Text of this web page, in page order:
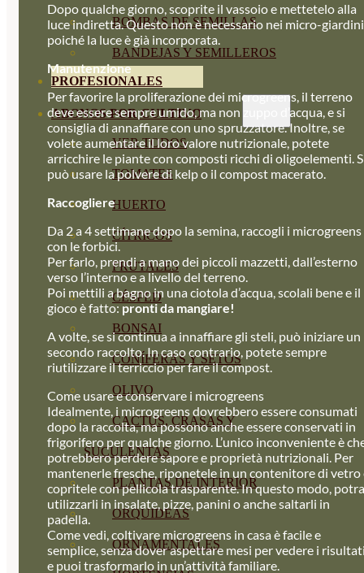
BOMBAS DE SEMILLAS
BANDEJAS Y SEMILLEROS
PROFESIONALES
ABONOS POR CULTIVO
VER TODOS
TOMATES
HUERTO
CÍTRICOS
FRUTALES
CÉSPED
BONSAI
CONÍFERAS Y SETOS
OLIVO
CACTUS, CRASAS Y
SUCULENTAS
PLANTAS DE INTERIOR
ORQUIDEAS
ORNAMENTALES
Dopo qualche giorno, scoprite il vassoio e mettetelo alla
luce indiretta. Questo non è necessario nei micro-
poiché la luce è già incorporata.
Manutenzione
Per favorire la proliferazione dei microgreens, il terreno
deve essere sempre umido, ma non zuppo d’acqua, e si
consiglia di annaffiare con uno spruzzatore. Inoltre, se
volete aumentare il loro valore nutrizionale, potete
arricchire le piante con composti ricchi di oligoelementi.
può usare la polvere di kelp o il compost macerato.
Raccogliere
Da 2 a 4 settimane dopo la semina, raccogli i microgreens
con le forbici.
Per farlo, prendi a mano dei piccoli mazzetti, dall’esterno
verso l’interno e a livello del terreno.
Poi mettili a bagno in una ciotola d’acqua, scolali bene e il
gioco è fatto:pronti da mangiare!
A volte, se si continua a innaffiare gli steli, può iniziare un
secondo raccolto. In caso contrario, potete sempre
riutilizzare il terriccio per fare il compost.
Come usare e conservare i microgreens
Idealmente, i microgreens dovrebbero essere consumati
dopo la raccolta, ma possono anche essere conservati in
frigorifero per qualche giorno. L’unico inconveniente è
potrebbero perdere sapore e proprietà nutrizionali. Per
mantenerle fresche, riponetele in un contenitore di vetro
copritele con pellicola trasparente. In questo modo,
utilizzarli in insalate, pizze, panini o anche saltarli in
padella.
Come vedi, coltivare microgreens in casa è facile e
semplice, senza dover aspettare mesi per vedere i
e puoi trasformarlo in un’attività familiare.